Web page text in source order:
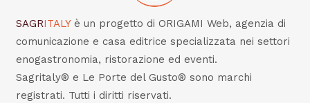
SAGRITALY è un progetto di ORIGAMI Web, agenzia di
comunicazione e casa editrice specializzata nei settori
enogastronomia, ristorazione ed eventi.
Sagritaly® e Le Porte del Gusto® sono marchi
registrati. Tutti i diritti riservati.